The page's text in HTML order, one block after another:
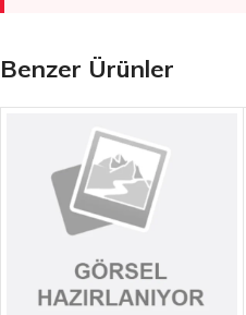
Benzer Ürünler